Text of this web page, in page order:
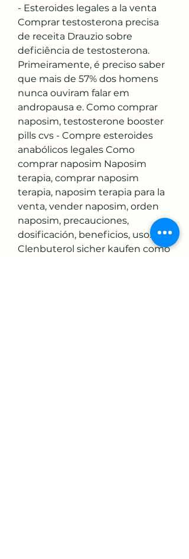
- Esteroides legales a la venta
Comprar testosterona precisa
de receita Drauzio sobre
deficiência de testosterona.
Primeiramente, é preciso saber
que mais de 57% dos homens
nunca ouviram falar em
andropausa e. Como comprar
naposim, testosterone booster
pills cvs - Compre esteroides
anabólicos legales Como
comprar naposim Naposim
terapia, comprar naposim
terapia, naposim terapia para la
venta, vender naposim, orden
naposim, precauciones,
dosificación, beneficios, uso.
Clenbuterol sicher kaufen como